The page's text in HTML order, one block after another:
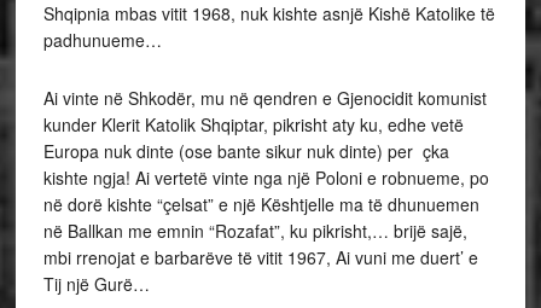
Shqipnia mbas vitit 1968, nuk kishte asnjë Kishë Katolike të
padhunueme…
Ai vinte në Shkodër, mu në qendren e Gjenocidit komunist
kunder Klerit Katolik Shqiptar, pikrisht aty ku, edhe vetë
Europa nuk dinte (ose bante sikur nuk dinte) per çka
kishte ngja! Ai vertetë vinte nga një Poloni e robnueme, po
në dorë kishte “çelsat” e një Kështjelle ma të dhunuemen
në Ballkan me emnin “Rozafat”, ku pikrisht,… brijë sajë,
mbi rrenojat e barbarëve të vitit 1967, Ai vuni me duert’ e
Tij një Gurë…